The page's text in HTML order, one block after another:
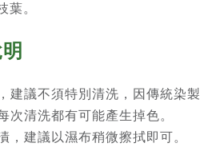
葉。
建議不須特別清洗，因傳統染製
次清洗都有可能產生掉色。
，建議以濕布稍微擦拭即可。